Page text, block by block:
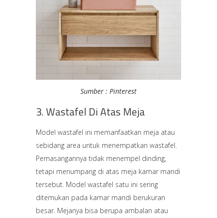
Sumber : Pinterest
3. Wastafel Di Atas Meja
Model wastafel ini memanfaatkan meja atau
sebidang area untuk menempatkan wastafel.
Pemasangannya tidak menempel dinding,
tetapi menumpang di atas meja kamar mandi
tersebut. Model wastafel satu ini sering
ditemukan pada kamar mandi berukuran
besar. Mejanya bisa berupa ambalan atau